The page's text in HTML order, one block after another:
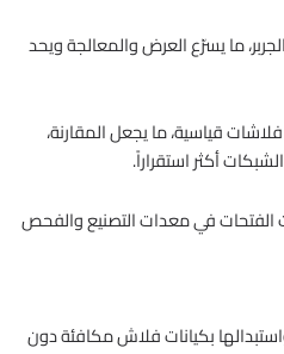
ما يسرّع العرض والمعالجة ويحد
قياسية، ما يجعل المقارنة،
في معدات التصنيع والفحص
بكيانات فلاش مكافئة دون